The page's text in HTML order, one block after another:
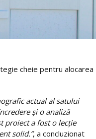
cheie pentru alocarea
actual al satului
și o analiză
proiect a fost o lecție
solid.”, a concluzionat